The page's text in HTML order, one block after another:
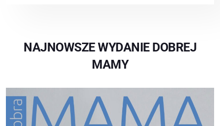
NAJNOWSZE WYDANIE DOBREJ
MAMY